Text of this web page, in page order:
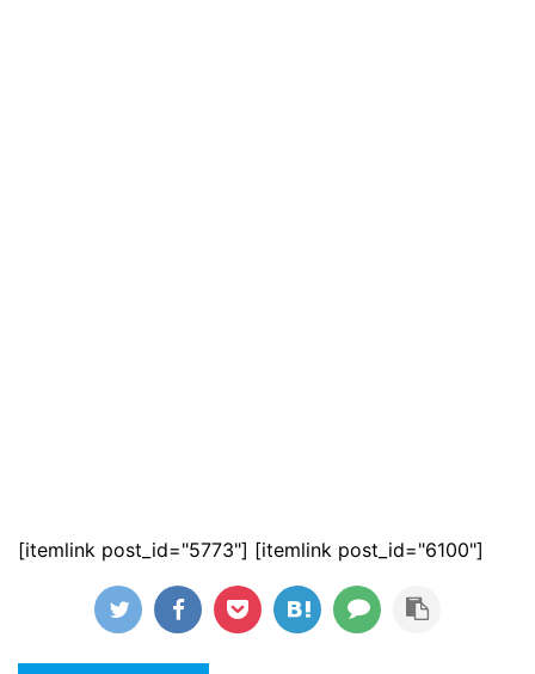
[itemlink post_id="5773"] [itemlink post_id="6100"]